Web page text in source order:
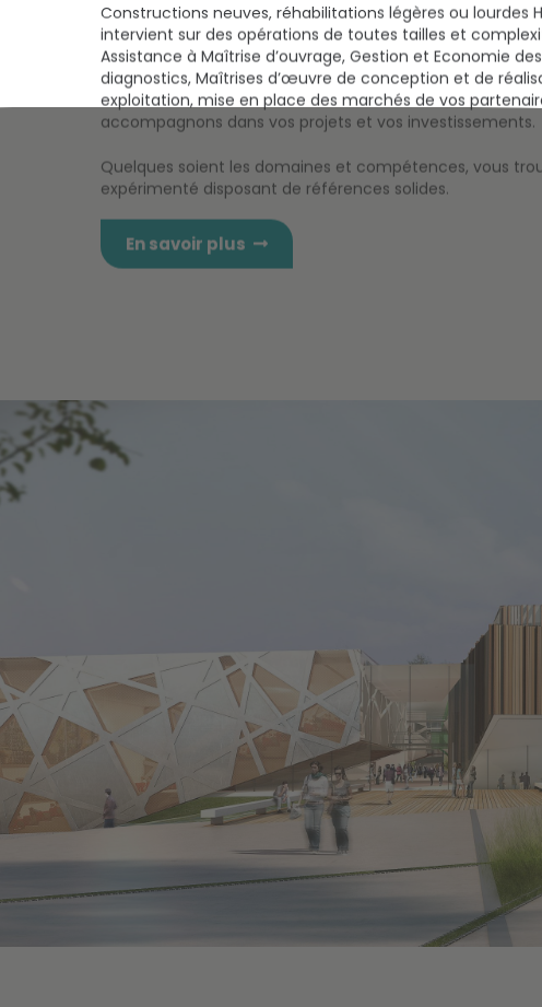
Constructions neuves, réhabilitations légères ou lourdes
intervient sur des opérations de toutes tailles et
Assistance à Maîtrise d’ouvrage, Gestion et Economie
diagnostics, Maîtrises d’œuvre de conception et de
exploitation, mise en place des marchés de vos
accompagnons dans vos projets et vos investissements.
Quelques soient les domaines et compétences, vous
expérimenté disposant de références solides.
En savoir plus